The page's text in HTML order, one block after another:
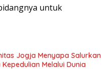
untuk
Jogja Menyapa Salurkan
Melalui Dunia